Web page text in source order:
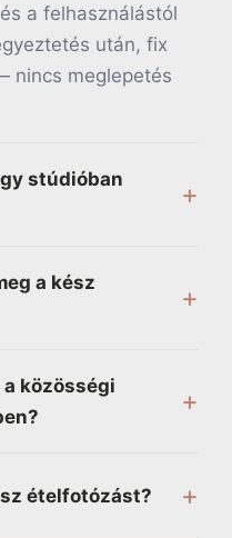
a felhasználástól
után, fix
nincs meglepetés
stúdióban
a kész
közösségi
ételfotózást?